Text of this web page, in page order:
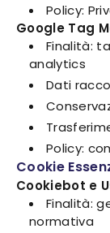
Policy:
Google Tag
Finalità:
analytics
Dati
Policy:
Cookie
Cookiebot e
Finalità:
normativa